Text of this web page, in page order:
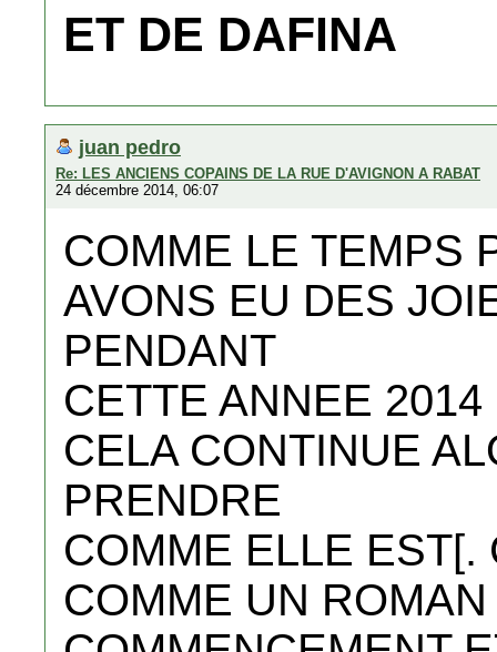
ET DE DAFINA
juan pedro
Re: LES ANCIENS COPAINS DE LA RUE D'AVIGNON A RABAT
24 décembre 2014, 06:07
COMME LE TEMPS
AVONS EU DES
PENDANT
CETTE ANNEE
CELA CONTINUE
PRENDRE
COMME ELLE
COMME UN ROMAN